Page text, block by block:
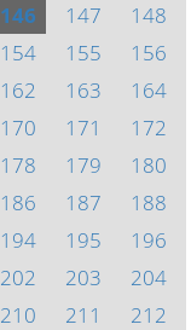
146 147
148
154 155
156
162 163
164
170 171
172
178 179
180
186 187
188
194 195
196
202 203
204
210 211
212